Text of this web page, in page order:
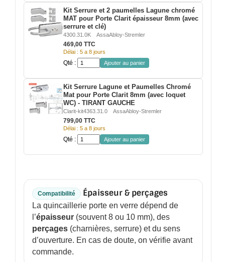
LES FIXATIONS POUR MIROIR
LES PROFILS PAROI DE VERRE
VITRINE EN VERRE
PLATS ET CORNIÈRES
LES CHARNIÈRES DE PORTE EN VERRE
BOUTONS ET POIGNÉES
JOINTS D'ÉTANCHÉITÉS
FIXATION GARDES CORPS
SYSTÈMES PIVOTANTS
SYSTÈMES COULISSANTS
Kit Serrure et 2 paumelles Lagune chromé
MAT pour Porte Clarit épaisseur 8mm (avec
serrure et clé)
4300.31.0K AssaAbloy-Stremler
469,00 TTC
Délai : 5 a 8 jours
Qté : Ajouter au panier
Kit Serrure Lagune et Paumelles Chromé
Mat pour Porte Clarit 8mm (avec loquet
WC) - TIRANT GAUCHE
Clarit-kit4363.31.0 AssaAbloy-Stremler
799,00 TTC
Délai : 5 a 8 jours
Qté : Ajouter au panier
Compatibilité Épaisseur & perçages
La quincaillerie porte en verre dépend de
l’épaisseur (souvent 8 ou 10 mm), des
perçages (charnières, serrure) et du sens
d’ouverture. En cas de doute, on vérifie avant
commande.